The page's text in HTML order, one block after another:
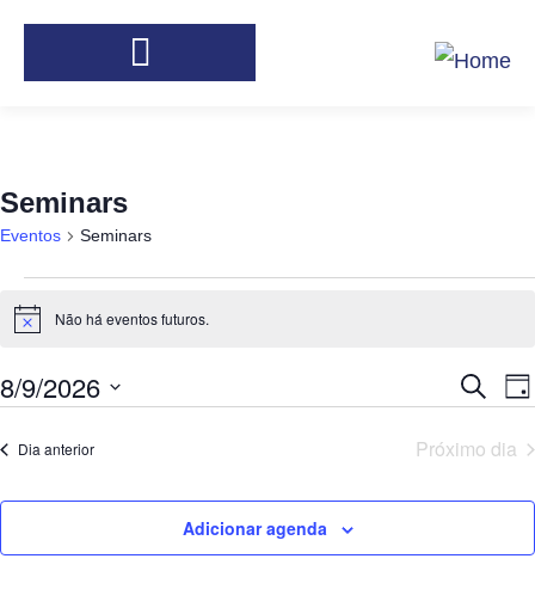
Seminars
Eventos Seminars
Notice Não há eventos futuros.
de
Procurar
eventos
Dia
8/9/2026
a
data.
Dia anterior Próximo dia
Adicionar agenda